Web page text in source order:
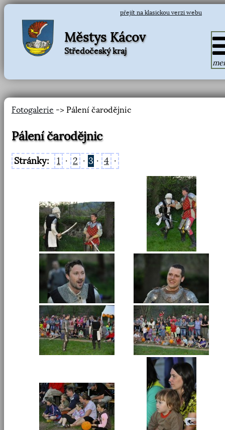
přejít na klasickou verzi webu
Městys Kácov
Středočeský kraj
Fotogalerie -> Pálení čarodějnic
Pálení čarodějnic
Stránky: 1 · 2 · 3 · 4 ·